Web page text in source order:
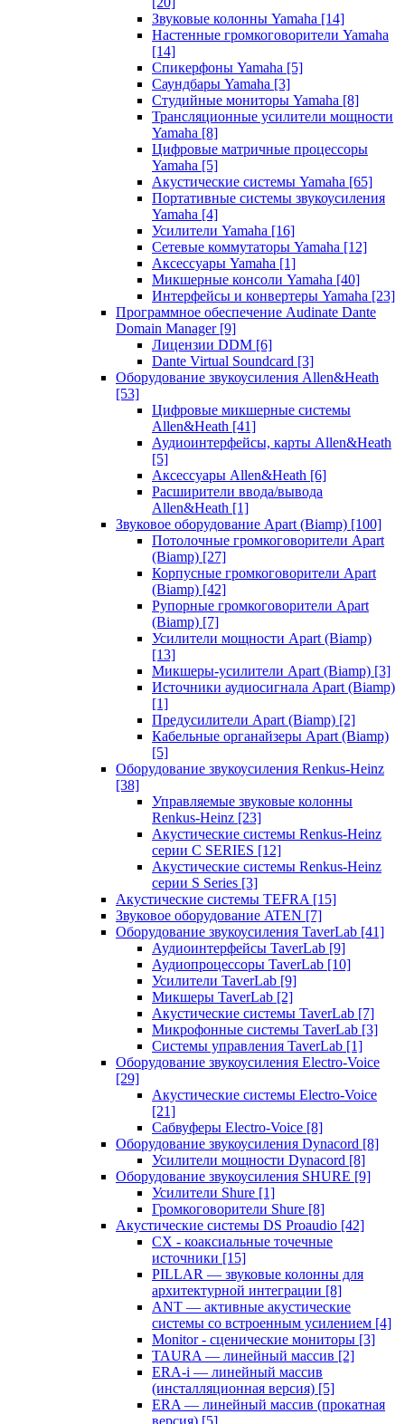
Звуковые колонны Yamaha [14]
Настенные громкоговорители Yamaha
[14]
Спикерфоны Yamaha [5]
Саундбары Yamaha [3]
Студийные мониторы Yamaha [8]
Трансляционные усилители мощности
Yamaha [8]
Цифровые матричные процессоры
Yamaha [5]
Акустические системы Yamaha [65]
Портативные системы звукоусиления
Yamaha [4]
Усилители Yamaha [16]
Сетевые коммутаторы Yamaha [12]
Аксессуары Yamaha [1]
Микшерные консоли Yamaha [40]
Интерфейсы и конвертеры Yamaha [23]
Программное обеспечение Audinate Dante
Domain Manager [9]
Лицензии DDM [6]
Dante Virtual Soundcard [3]
Оборудование звукоусиления Allen&Heath
[53]
Цифровые микшерные системы
Allen&Heath [41]
Аудиоинтерфейсы, карты Allen&Heath
[5]
Аксессуары Allen&Heath [6]
Расширители ввода/вывода
Allen&Heath [1]
Звуковое оборудование Apart (Biamp) [100]
Потолочные громкоговорители Apart
(Biamp) [27]
Корпусные громкоговорители Apart
(Biamp) [42]
Рупорные громкоговорители Apart
(Biamp) [7]
Усилители мощности Apart (Biamp)
[13]
Микшеры-усилители Apart (Biamp) [3]
Источники аудиосигнала Apart (Biamp)
[1]
Предусилители Apart (Biamp) [2]
Кабельные органайзеры Apart (Biamp)
[5]
Оборудование звукоусиления Renkus-Heinz
[38]
Управляемые звуковые колонны
Renkus-Heinz [23]
Акустические системы Renkus-Heinz
серии C SERIES [12]
Акустические системы Renkus-Heinz
серии S Series [3]
Акустические системы TEFRA [15]
Звуковое оборудование ATEN [7]
Оборудование звукоусиления TaverLab [41]
Аудиоинтерфейсы TaverLab [9]
Аудиопроцессоры TaverLab [10]
Усилители TaverLab [9]
Микшеры TaverLab [2]
Акустические системы TaverLab [7]
Микрофонные системы TaverLab [3]
Системы управления TaverLab [1]
Оборудование звукоусиления Electro-Voice
[29]
Акустические системы Electro-Voice
[21]
Сабвуферы Electro-Voice [8]
Оборудование звукоусиления Dynacord [8]
Усилители мощности Dynacord [8]
Оборудование звукоусиления SHURE [9]
Усилители Shure [1]
Громкоговорители Shure [8]
Акустические системы DS Proaudio [42]
CX - коаксиальные точечные
источники [15]
PILLAR — звуковые колонны для
архитектурной интеграции [8]
ANT — активные акустические
системы со встроенным усилением [4]
Monitor - сценические мониторы [3]
TAURA — линейный массив [2]
ERA-i — линейный массив
(инсталляционная версия) [5]
ERA — линейный массив (прокатная
версия) [5]